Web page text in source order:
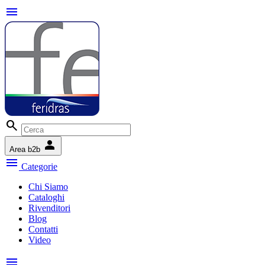
menu
search
Area b2b person
menu Categorie
Chi Siamo
Cataloghi
Rivenditori
Blog
Contatti
Video